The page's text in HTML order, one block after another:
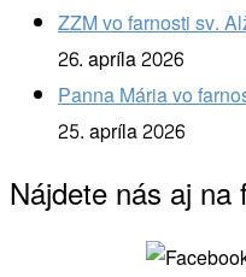
ZZM vo farnosti sv.
26. apríla 2026
Panna Mária vo
25. apríla 2026
Nájdete nás aj na